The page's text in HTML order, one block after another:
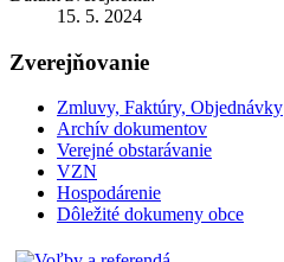
15. 5. 2024
Zverejňovanie
Zmluvy, Faktúry, Objednávky
Archív dokumentov
Verejné obstarávanie
VZN
Hospodárenie
Dôležité dokumeny obce